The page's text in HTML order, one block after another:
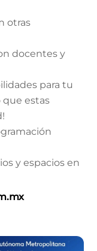
otras
docentes y
para tu
que estas
y espacios en